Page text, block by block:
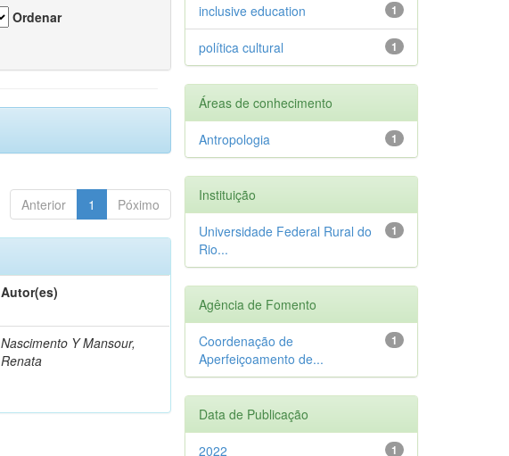
Ordenar
Anterior 1 Póximo
Autor(es)
Nascimento Y Mansour,
Renata
1
inclusive education
1
política cultural
Áreas de conhecimento
1
Antropologia
Instituição
1
Universidade Federal Rural do
Rio...
Agência de Fomento
1
Coordenação de
Aperfeiçoamento de...
Data de Publicação
1
2022